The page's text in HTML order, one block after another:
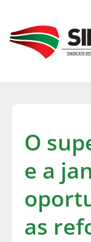
O
e a
as